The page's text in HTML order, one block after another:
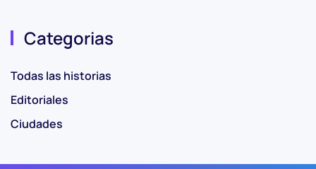
Categorias
Todas las historias
Editoriales
Ciudades